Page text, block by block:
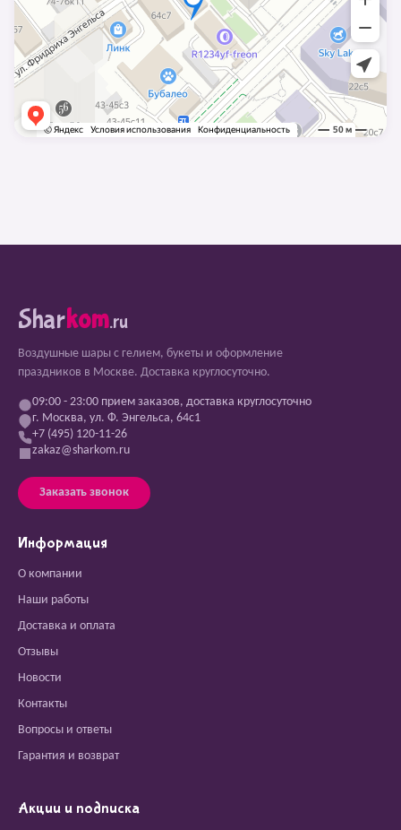
Sharkom.ru
Воздушные шары с гелием, букеты и оформление
праздников в Москве. Доставка круглосуточно.
09:00 - 23:00 прием заказов, доставка круглосуточно
г. Москва, ул. Ф. Энгельса, 64с1
+7 (495) 120-11-26
zakaz@sharkom.ru
Заказать звонок
Информация
О компании
Наши работы
Доставка и оплата
Отзывы
Новости
Контакты
Вопросы и ответы
Гарантия и возврат
Акции и подписка